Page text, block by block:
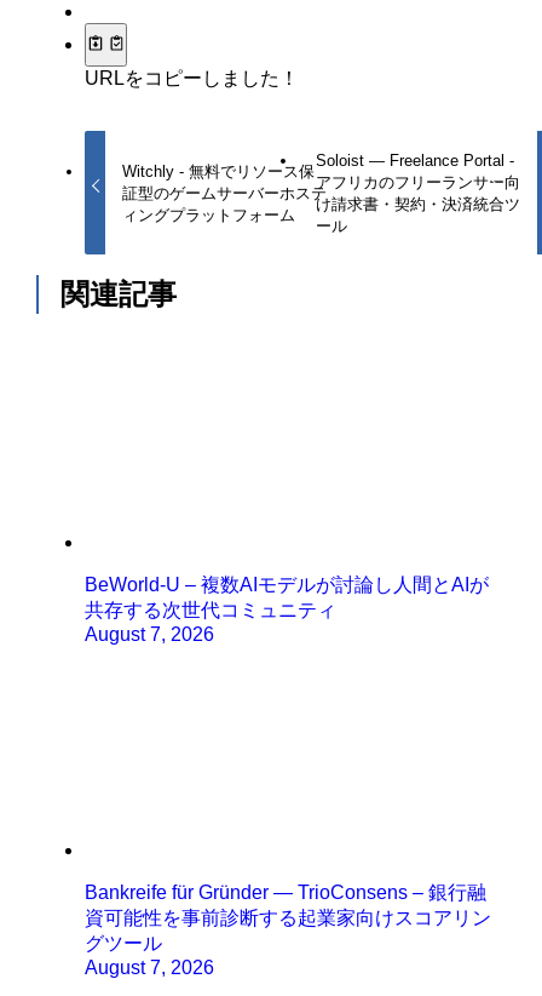
URLをコピーしました！
Witchly - 無料でリソース保
証型のゲームサーバーホステ
ィングプラットフォーム
Soloist — Freelance Portal -
アフリカのフリーランサー向
け請求書・契約・決済統合ツ
ール
関連記事
BeWorld-U – 複数AIモデルが討論し人間とAIが
共存する次世代コミュニティ
August 7, 2026
Bankreife für Gründer — TrioConsens – 銀行融
資可能性を事前診断する起業家向けスコアリン
グツール
August 7, 2026